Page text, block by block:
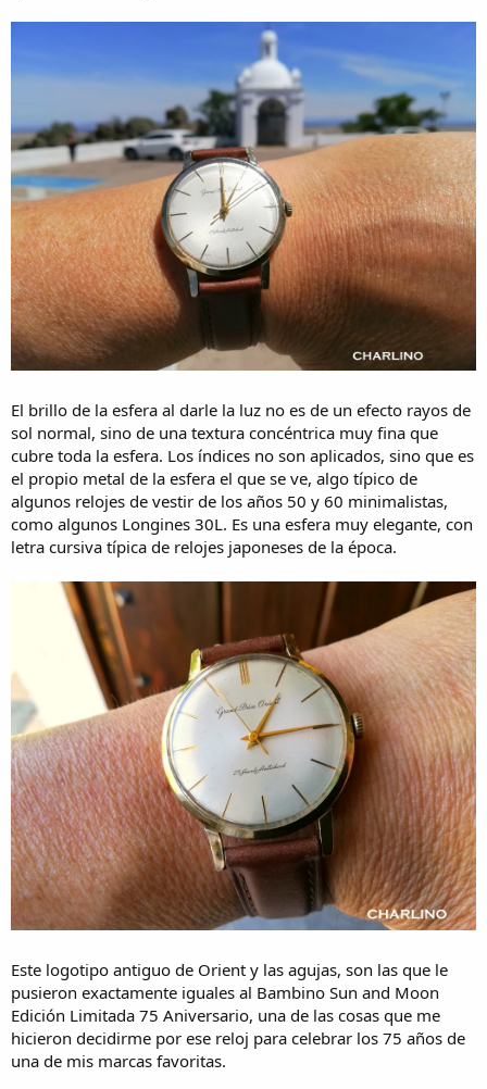
El brillo de la esfera al darle la luz no es de un efecto rayos de
sol normal, sino de una textura concéntrica muy fina que
cubre toda la esfera. Los índices no son aplicados, sino que es
el propio metal de la esfera el que se ve, algo típico de
algunos relojes de vestir de los años 50 y 60 minimalistas,
como algunos Longines 30L. Es una esfera muy elegante, con
letra cursiva típica de relojes japoneses de la época.
Este logotipo antiguo de Orient y las agujas, son las que le
pusieron exactamente iguales al Bambino Sun and Moon
Edición Limitada 75 Aniversario, una de las cosas que me
hicieron decidirme por ese reloj para celebrar los 75 años de
una de mis marcas favoritas.